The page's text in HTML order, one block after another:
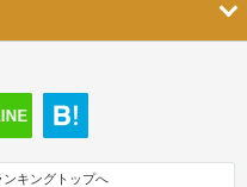
キングトップへ